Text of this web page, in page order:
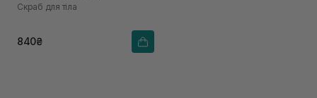
Скраб для тіла
840₴